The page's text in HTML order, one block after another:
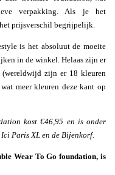
verpakking. Als je het
prijsverschil begrijpelijk.
is het absoluut de moeite
in de winkel. Helaas zijn er
(wereldwijd zijn er 18 kleuren
meer kleuren deze kant op
kost €46,95 en is onder
Paris XL en de Bijenkorf.
Wear To Go foundation, is